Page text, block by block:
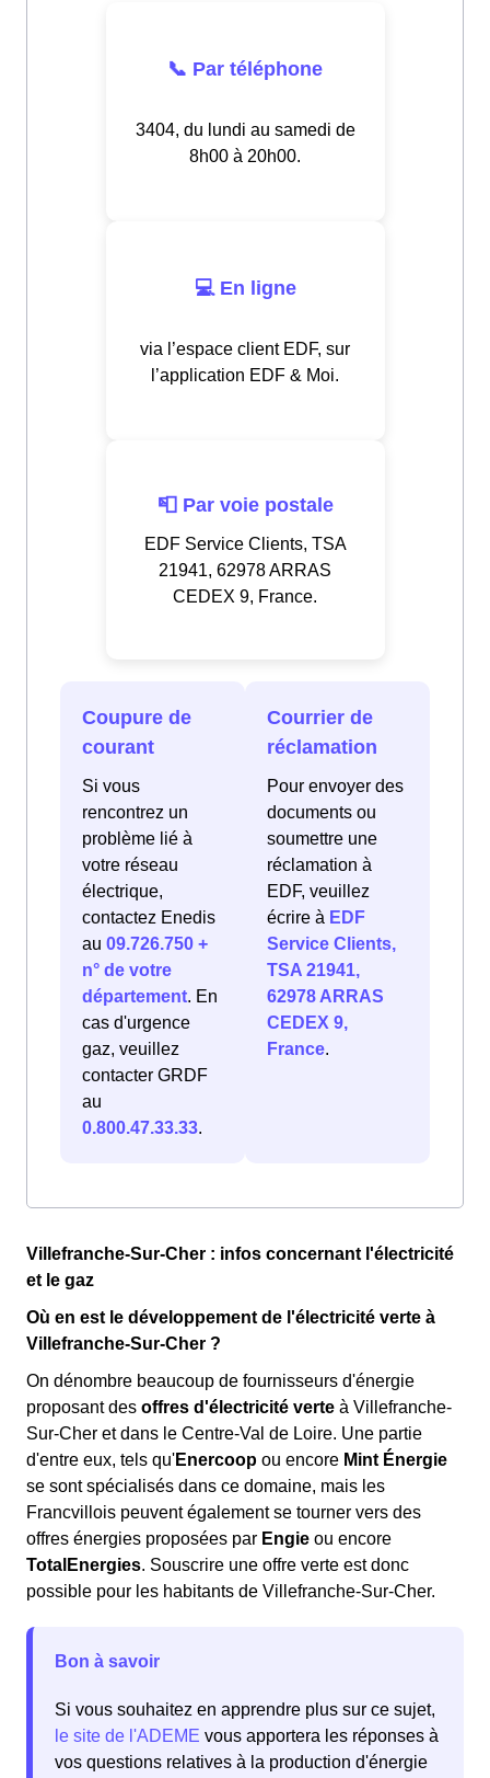
📞 Par téléphone
3404, du lundi au samedi de
8h00 à 20h00.
💻 En ligne
via l’espace client EDF, sur
l’application EDF & Moi.
📮 Par voie postale
EDF Service Clients, TSA
21941, 62978 ARRAS
CEDEX 9, France.
Coupure de
courant
Si vous
rencontrez un
problème lié à
votre réseau
électrique,
contactez Enedis
au 09.726.750 +
n° de votre
département. En
cas d'urgence
gaz, veuillez
contacter GRDF
au
0.800.47.33.33.
Courrier de
réclamation
Pour envoyer des
documents ou
soumettre une
réclamation à
EDF, veuillez
écrire à EDF
Service Clients,
TSA 21941,
62978 ARRAS
CEDEX 9,
France.
Villefranche-Sur-Cher : infos concernant l'électricité
et le gaz
Où en est le développement de l'électricité verte à
Villefranche-Sur-Cher ?
On dénombre beaucoup de fournisseurs d'énergie
proposant des offres d'électricité verte à Villefranche-
Sur-Cher et dans le Centre-Val de Loire. Une partie
d'entre eux, tels qu'Enercoop ou encore Mint Énergie
se sont spécialisés dans ce domaine, mais les
Francvillois peuvent également se tourner vers des
offres énergies proposées par Engie ou encore
TotalEnergies. Souscrire une offre verte est donc
possible pour les habitants de Villefranche-Sur-Cher.
Bon à savoir
Si vous souhaitez en apprendre plus sur ce sujet,
le site de l'ADEME vous apportera les réponses à
vos questions relatives à la production d'énergie